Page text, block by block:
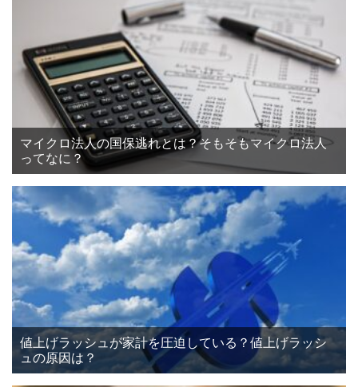
マイクロ法人の国保逃れとは？そもそもマイクロ法人
ってなに？
値上げラッシュが家計を圧迫している？値上げラッシ
ュの原因は？